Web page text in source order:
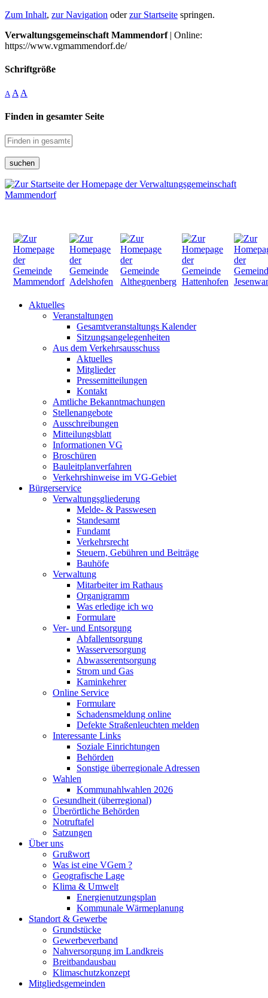
Zum Inhalt, zur Navigation oderzur Startseite springen.
Verwaltungsgemeinschaft Mammendorf| Online:
https://www.vgmammendorf.de/
Schriftgröße
A A A
Finden in gesamter Seite
suchen
Aktuelles
Veranstaltungen
Gesamtveranstaltungs Kalender
Sitzungsangelegenheiten
Aus dem Verkehrsausschuss
Aktuelles
Mitglieder
Pressemitteilungen
Kontakt
Amtliche Bekanntmachungen
Stellenangebote
Ausschreibungen
Mitteilungsblatt
Informationen VG
Broschüren
Bauleitplanverfahren
Verkehrshinweise im VG-Gebiet
Bürgerservice
Verwaltungsgliederung
Melde- & Passwesen
Standesamt
Fundamt
Verkehrsrecht
Steuern, Gebühren und Beiträge
Bauhöfe
Verwaltung
Mitarbeiter im Rathaus
Organigramm
Was erledige ich wo
Formulare
Ver- und Entsorgung
Abfallentsorgung
Wasserversorgung
Abwasserentsorgung
Strom und Gas
Kaminkehrer
Online Service
Formulare
Schadensmeldung online
Defekte Straßenleuchten melden
Interessante Links
Soziale Einrichtungen
Behörden
Sonstige überregionale Adressen
Wahlen
Kommunahlwahlen 2026
Gesundheit (überregional)
Überörtliche Behörden
Notruftafel
Satzungen
Über uns
Grußwort
Was ist eine VGem ?
Geografische Lage
Klima & Umwelt
Energienutzungsplan
Kommunale Wärmeplanung
Standort & Gewerbe
Grundstücke
Gewerbeverband
Nahversorgung im Landkreis
Breitbandausbau
Klimaschutzkonzept
Mitgliedsgemeinden